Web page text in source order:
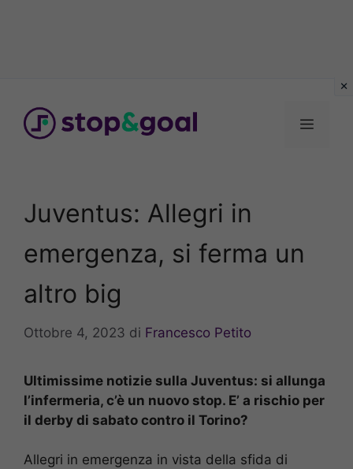
contenuto
Menu
Juventus: Allegri in
emergenza, si ferma un
altro big
Ottobre 4, 2023 di Francesco Petito
Ultimissime notizie sulla Juventus: si allunga
l’infermeria, c’è un nuovo stop. E’ a rischio per
il derby di sabato contro il Torino?
Allegri in emergenza in vista della sfida di